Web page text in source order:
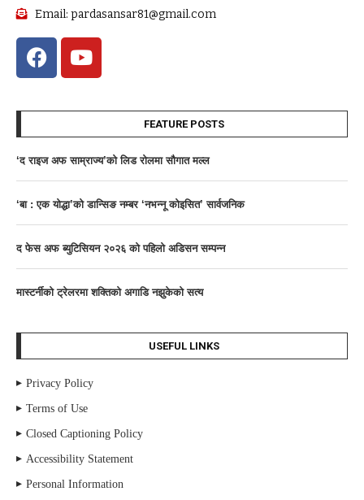
Email: pardasansar81@gmail.com
FEATURE POSTS
‘द राइज अफ साम्राज्य’काे लिड राेलमा सौगात मल्ल
‘बा : एक योद्धा’को डान्सिङ नम्बर ‘नभन्नू कोइसित’ सार्वजनिक
द फेस अफ ब्युटिसियन २०२६ काे पहिलाे अडिसन सम्पन्न
मास्टर्नीकाे ट्रेलरमा शक्तिकाे अगाडि नझुकेकाे सत्य
USEFUL LINKS
Privacy Policy
Terms of Use
Closed Captioning Policy
Accessibility Statement
Personal Information